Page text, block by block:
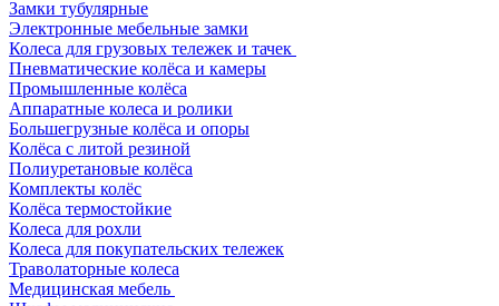
Замки тубулярные
Электронные мебельные замки
Колеса для грузовых тележек и тачек
Пневматические колёса и камеры
Промышленные колёса
Аппаратные колеса и ролики
Большегрузные колёса и опоры
Колёса с литой резиной
Полиуретановые колёса
Комплекты колёс
Колёса термостойкие
Колеса для рохли
Колеса для покупательских тележек
Траволаторные колеса
Медицинская мебель